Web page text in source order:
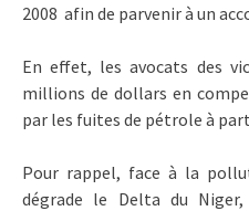
2008 afin de parvenir à un
En effet, les avocats des
millions de dollars en
par les fuites de pétrole à
Pour rappel, face à la
dégrade le Delta du